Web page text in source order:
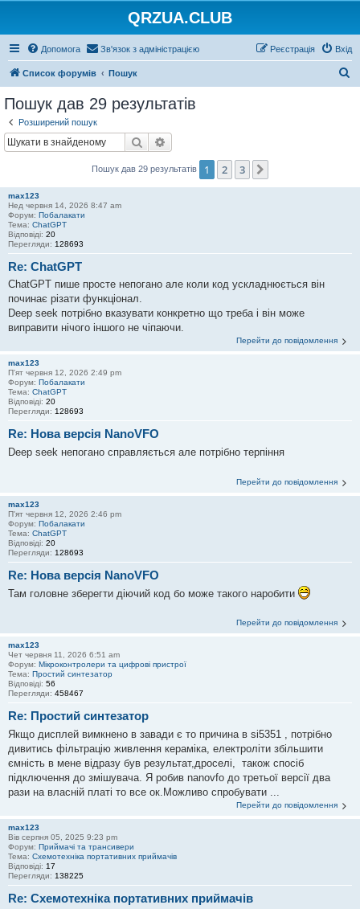
QRZUA.CLUB
Допомога Зв'язок з адміністрацією Вхід
Реєстрація
Список форумів Пошук
Пошук дав 29 результатів
Розширений пошук
Пошук
Пошук дав 29 результатів 1 2 3
max123
Нед червня 14, 2026 8:47 am
Форум: Побалакати
Тема: ChatGPT
Відповіді: 20
Перегляди: 128693
Re: ChatGPT
ChatGPT пише просте непогано але коли код ускладнюється він
починає різати функціонал.
Deep seek потрібно вказувати конкретно що треба і він може
виправити нічого іншого не чіпаючи.
Перейти до повідомлення
max123
П'ят червня 12, 2026 2:49 pm
Форум: Побалакати
Тема: ChatGPT
Відповіді: 20
Перегляди: 128693
Re: Нова версія NanoVFO
Deep seek непогано справляється але потрібно терпіння
Перейти до повідомлення
max123
П'ят червня 12, 2026 2:46 pm
Форум: Побалакати
Тема: ChatGPT
Відповіді: 20
Перегляди: 128693
Re: Нова версія NanoVFO
Там головне зберегти діючий код бо може такого наробити
Перейти до повідомлення
max123
Чет червня 11, 2026 6:51 am
Форум: Мікроконтролери та цифрові пристрої
Тема: Простий синтезатор
Відповіді: 56
Перегляди: 458467
Re: Простий синтезатор
Якщо дисплей вимкнено в завади є то причина в si5351 , потрібно
дивитись фільтрацію живлення кераміка, електроліти збільшити
ємність в мене відразу був результат,дроселі, також спосіб
підключення до змішувача. Я робив nanovfo до третьої версії два
рази на власній платі то все ок.Можливо спробувати ...
Перейти до повідомлення
max123
Вів серпня 05, 2025 9:23 pm
Форум: Приймачі та трансивери
Тема: Схемотехніка портативних приймачів
Відповіді: 17
Перегляди: 138225
Re: Схемотехніка портативних приймачів